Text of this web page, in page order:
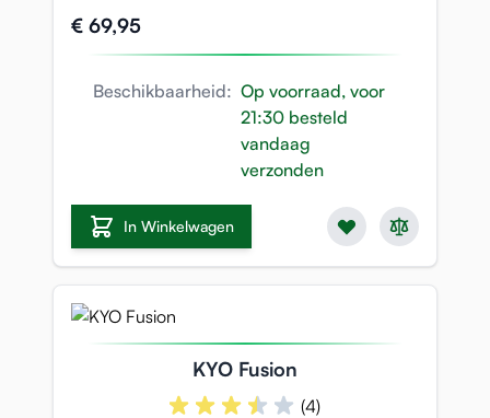
€ 69,95
Beschikbaarheid: Op voorraad, voor
21:30 besteld
vandaag
verzonden
In Winkelwagen
KYO Fusion
(4)